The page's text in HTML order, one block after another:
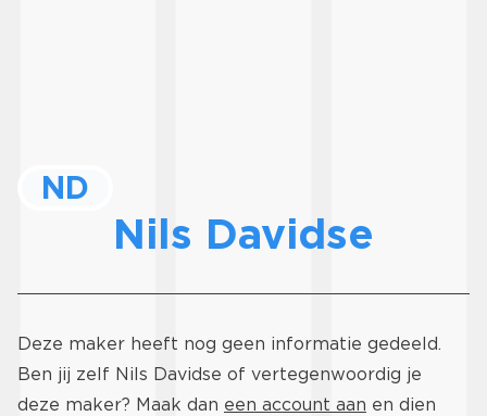
ND
Nils Davidse
Deze maker heeft nog geen informatie gedeeld.
Ben jij zelf Nils Davidse of vertegenwoordig je
deze maker? Maak dan een account aan en dien